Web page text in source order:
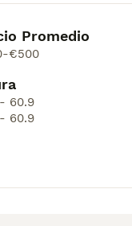
Promedio
€500
60.9
60.9